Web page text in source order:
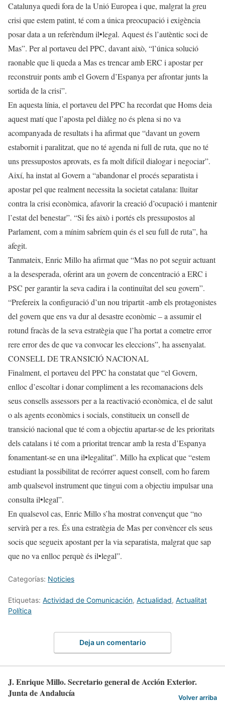
Catalunya quedi fora de la Unió Europea i que, malgrat la greu
crisi que estem patint, té com a única preocupació i exigència
posar data a un referèndum il•legal. Aquest és l’autèntic soci de
Mas”. Per al portaveu del PPC, davant això, “l’única solució
raonable que li queda a Mas es trencar amb ERC i apostar per
reconstruir ponts amb el Govern d’Espanya per afrontar junts la
sortida de la crisi”.
En aquesta línia, el portaveu del PPC ha recordat que Homs deia
aquest matí que l’aposta pel diàleg no és plena si no va
acompanyada de resultats i ha afirmat que “davant un govern
estabornit i paralitzat, que no té agenda ni full de ruta, que no té
uns pressupostos aprovats, es fa molt difícil dialogar i negociar”.
Així, ha instat al Govern a “abandonar el procés separatista i
apostar pel que realment necessita la societat catalana: lluitar
contra la crisi econòmica, afavorir la creació d’ocupació i mantenir
l’estat del benestar”. “Si fes això i portés els pressupostos al
Parlament, com a mínim sabríem quin és el seu full de ruta”, ha
afegit.
Tanmateix, Enric Millo ha afirmat que “Mas no pot seguir actuant
a la desesperada, oferint ara un govern de concentració a ERC i
PSC per garantir la seva cadira i la continuïtat del seu govern”.
“Prefereix la configuració d’un nou tripartit -amb els protagonistes
del govern que ens va dur al desastre econòmic – a assumir el
rotund fracàs de la seva estratègia que l’ha portat a cometre error
rere error des de que va convocar les eleccions”, ha assenyalat.
CONSELL DE TRANSICIÓ NACIONAL
Finalment, el portaveu del PPC ha constatat que “el Govern,
enlloc d’escoltar i donar compliment a les recomanacions dels
seus consells assessors per a la reactivació econòmica, el de salut
o als agents econòmics i socials, constitueix un consell de
transició nacional que té com a objectiu apartar-se de les prioritats
dels catalans i té com a prioritat trencar amb la resta d’Espanya
fonamentant-se en una il•legalitat”. Millo ha explicat que “estem
estudiant la possibilitat de recórrer aquest consell, com ho farem
amb qualsevol instrument que tingui com a objectiu impulsar una
consulta il•legal”.
En qualsevol cas, Enric Millo s’ha mostrat convençut que “no
servirà per a res. És una estratègia de Mas per convèncer els seus
socis que segueix apostant per la via separatista, malgrat que sap
que no va enlloc perquè és il•legal”.
Categorías: Noticies
Etiquetas: Actividad de Comunicación, Actualidad, Actualitat
Política
Deja un comentario
J. Enrique Millo. Secretario general de Acción Exterior.
Junta de Andalucía
Volver arriba